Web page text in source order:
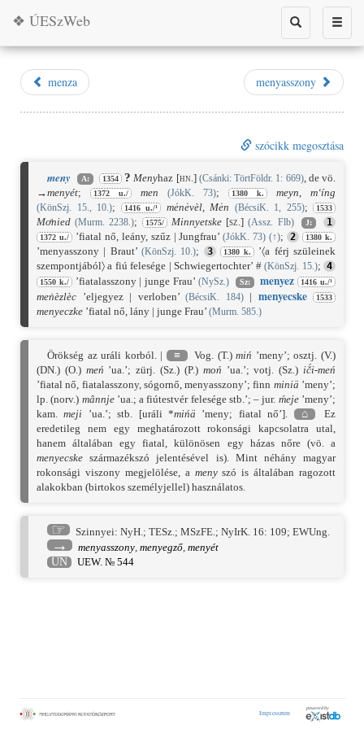
Toggle
Toggle
search
❖ ÚESzWeb
menza menyasszony
szócikk megosztása
meny A: 1354 ? Menyhaz [hn.] (Csánki: TörtFöldr. 1: 669), de vö.
→menyét; 1372 u./ men (JókK. 73); 1380 k. meyn, m‘íng
(KönSzj. 15., 10.); 1416 u./¹ mėnėvèl, Mėn (BécsiK. 1, 255); 1533
Moͤnied (Murm. 2238.); 1575/ Minnyetske[sz.] (Assz. Flb) J: 1
1372 u./ ’fiatal nő, leány, szűz | Jungfrau’(JókK. 73) (↑); 2 1380 k.
’menyasszony | Braut’ (KönSzj. 10.); 3 1380 k.
’〈a férj szüleinek
szempontjából〉 a fiú felesége | Schwiegertochter’ #(KönSzj. 15.); 4
1550 k./ ’fiatalasszony | junge Frau’ (NySz.) Sz: menyez 1416 u./¹
meṅèzlèc ’eljegyez | verloben’ (BécsiK. 184)| menyecske 1533
menyeczke ’fiatal nő, lány | junge Frau’ (Murm. 585.)
Örökség az uráli korból. | ≡ Vog. (T.)miń ’meny’; osztj. (V.)
(DN.) (O.) meń ’ua.’; zürj. (Sz.) (P.) moń ’ua.’; votj. (Sz.)ič́i-meń
’fiatal nő, fiatalasszony, sógornő, menyasszony’; finn miniä ’meny’;
lp. (norv.) mânnje’ua.; a fiútestvér felesége stb.’; – jur. ḿeje’meny’;
kam.meji ’ua.’; stb. [uráli *mińä ’meny; fiatal nő’]. ⌂
Ez
eredetileg nem egy meghatározott rokonsági kapcsolatra utal,
hanem általában egy fiatal, különösen egy házas nőre (vö. a
menyecske származékszó jelentésével is). Mint néhány magyar
rokonsági viszony megjelölése, a menyszó is általában ragozott
alakokban (birtokos személyjellel) használatos.
☞ Szinnyei: NyH.;TESz.;MSzFE.;NyIrK. 16: 109;EWUng.
→ menyasszony,menyegző,menyét
UN
UEW. № 544